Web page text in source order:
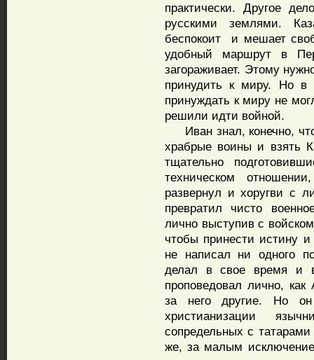
практически. Другое
русскими землями.
беспокоит и мешает
удобный маршрут в
загораживает. Этому
принудить к миру. Но
принуждать к миру не
решили идти войной.
Иван знал, конечно, что
храбрые воины и взять
тщательно
техническом
развернул и хоругви с
превратил чисто
лично выступив с
чтобы принести истину
не написал ни одного
делал в свое время и
проповедовал лично,
за него другие. Но
христианизации
сопредельных с
же, за малым